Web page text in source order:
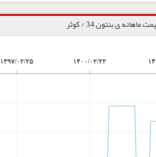
ماهانه ی بنتون 34 / کوثر
۱۳۹۷/۰۲/۲۵ ۱۴۰۰/۰۲/۲۲ ۴